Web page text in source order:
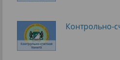
Контрольно-